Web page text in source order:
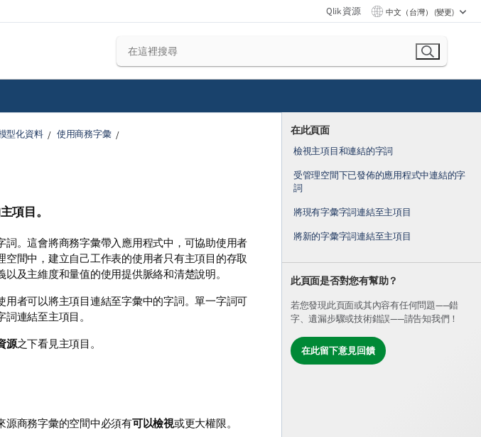
Qlik 資源 中文（台灣） (變更)
在此頁面
檢視主項目和連結的字詞
受管理空間下已發佈的應用程式中連結的字
詞
將現有字彙字詞連結至主項目
將新的字彙字詞連結至主項目
此頁面是否對您有幫助？
若您發現此頁面或其內容有任何問題——錯
字、遺漏步驟或技術錯誤——請告知我們！
在此留下意見回饋
型化資料 使用商務字彙
項目。
。這會將商務字彙帶入應用程式中，可協助使用者
間中，建立自己工作表的使用者只有主項目的存取
及主維度和量值的使用提供脈絡和清楚說明。
用者可以將主項目連結至字彙中的字詞。單一字詞可
連結至主項目。
源之下看見主項目。
源商務字彙的空間中必須有可以檢視或更大權限。